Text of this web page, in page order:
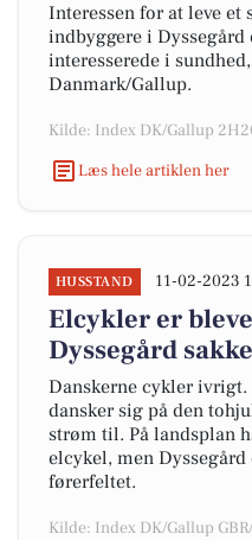
Interessen for at leve et
indbyggere i
interesserede i
Danmark/Gallup.
Kilde: Index DK/Gallup
Læs hele artiklen her
HUSSTAND 11-02-2023
Elcykler er
Dyssegård
Danskerne cykler
dansker sig på den
strøm til. På landsplan
elcykel, men
førerfeltet.
Kilde: Index DK/Gallup